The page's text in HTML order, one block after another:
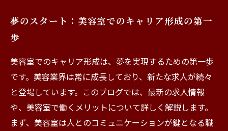
ャリア
は
あなたの夢を実現するために：美容業界でのキ
ャリアの選択肢
夢のスタート：美容室でのキャリア形成の第一
歩
美容室でのキャリア形成は、夢を実現するための第一歩
です。美容業界は常に成長しており、新たな求人が続々
と登場しています。このブログでは、最新の求人情報
や、美容室で働くメリットについて詳しく解説します。
まず、美容室は人とのコミュニケーションが鍵となる職